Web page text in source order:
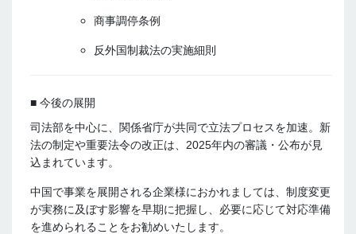
商事調停条例
反外国制裁法の実施細則
■ 今後の展開
司法部を中心に、関係省庁が共同で立法プロセスを加速。新
法の制定や重要法令の改正は、2025年内の審議・公布が見
込まれています。
中国で事業を展開される企業様におかれましては、制度変更
が実務に及ぼす影響を早期に把握し、必要に応じて対応準備
を進められることをお勧めいたします。